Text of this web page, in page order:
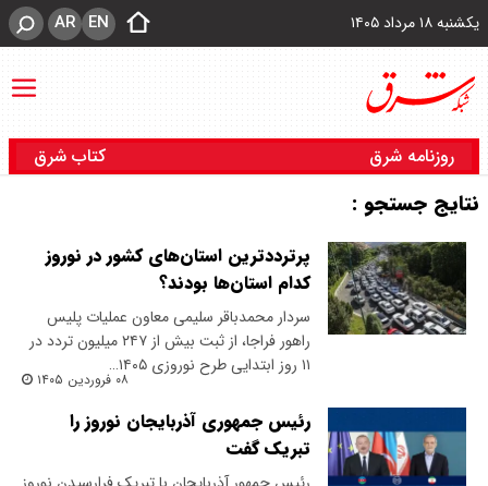
یکشنبه ۱۸ مرداد ۱۴۰۵ EN
AR
روزنامه شرق کتاب شرق
نتایج جستجو :
پرترددترین استان‌های کشور در نوروز
کدام استان‌ها بودند؟
سردار محمدباقر سلیمی معاون عملیات پلیس
راهور فراجا، از ثبت بیش از ۲۴۷ میلیون تردد در
۱۱ روز ابتدایی طرح نوروزی ۱۴۰۵…
۰۸ فروردین ۱۴۰۵
رئیس جمهوری آذربایجان نوروز را
تبریک گفت